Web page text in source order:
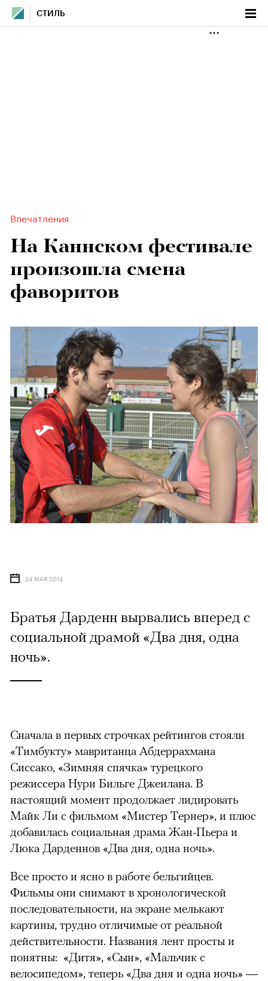
СТИЛЬ
Впечатления
На Каннском фестивале
произошла смена
фаворитов
24 МАЯ 2014
Братья Дарденн вырвались вперед с
социальной драмой «Два дня, одна
ночь».
Сначала в первых строчках рейтингов стояли
«Тимбукту» мавританца Абдеррахмана
Сиссако, «Зимняя спячка» турецкого
режиссера Нури Бильге Джеилана. В
настоящий момент продолжает лидировать
Майк Ли с фильмом «Мистер Тернер», и плюс
добавилась социальная драма Жан-Пьера и
Люка Дарденнов «Два дня, одна ночь».
Все просто и ясно в работе бельгийцев.
Фильмы они снимают в хронологической
последовательности, на экране мелькают
картины, трудно отличимые от реальной
действительности. Названия лент просты и
понятны: «Дитя», «Сын», «Мальчик с
велосипедом», теперь «Два дня и одна ночь» —